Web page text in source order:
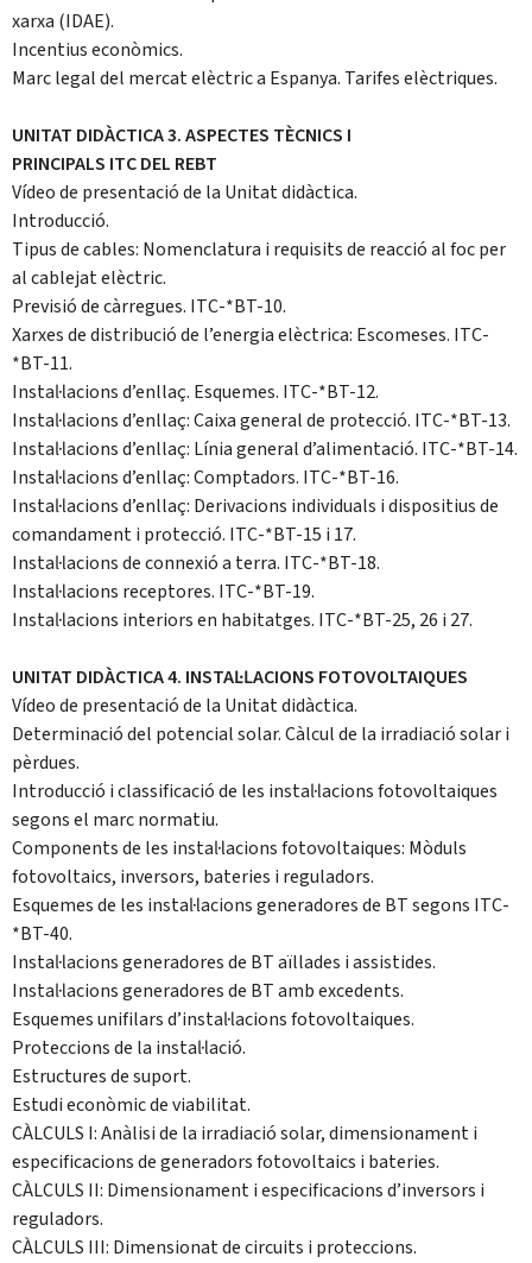
xarxa (IDAE).
Incentius econòmics.
Marc legal del mercat elèctric a Espanya. Tarifes elèctriques.
UNITAT DIDÀCTICA 3. ASPECTES TÈCNICS I
PRINCIPALS ITC DEL REBT
Vídeo de presentació de la Unitat didàctica.
Introducció.
Tipus de cables: Nomenclatura i requisits de reacció al foc per
al cablejat elèctric.
Previsió de càrregues. ITC-*BT-10.
Xarxes de distribució de l’energia elèctrica: Escomeses. ITC-
*BT-11.
Instal·lacions d’enllaç. Esquemes. ITC-*BT-12.
Instal·lacions d’enllaç: Caixa general de protecció. ITC-*BT-13.
Instal·lacions d’enllaç: Línia general d’alimentació. ITC-*BT-14.
Instal·lacions d’enllaç: Comptadors. ITC-*BT-16.
Instal·lacions d’enllaç: Derivacions individuals i dispositius de
comandament i protecció. ITC-*BT-15 i 17.
Instal·lacions de connexió a terra. ITC-*BT-18.
Instal·lacions receptores. ITC-*BT-19.
Instal·lacions interiors en habitatges. ITC-*BT-25, 26 i 27.
UNITAT DIDÀCTICA 4. INSTAL·LACIONS FOTOVOLTAIQUES
Vídeo de presentació de la Unitat didàctica.
Determinació del potencial solar. Càlcul de la irradiació solar i
pèrdues.
Introducció i classificació de les instal·lacions fotovoltaiques
segons el marc normatiu.
Components de les instal·lacions fotovoltaiques: Mòduls
fotovoltaics, inversors, bateries i reguladors.
Esquemes de les instal·lacions generadores de BT segons ITC-
*BT-40.
Instal·lacions generadores de BT aïllades i assistides.
Instal·lacions generadores de BT amb excedents.
Esquemes unifilars d’instal·lacions fotovoltaiques.
Proteccions de la instal·lació.
Estructures de suport.
Estudi econòmic de viabilitat.
CÀLCULS I: Anàlisi de la irradiació solar, dimensionament i
especificacions de generadors fotovoltaics i bateries.
CÀLCULS II: Dimensionament i especificacions d’inversors i
reguladors.
CÀLCULS III: Dimensionat de circuits i proteccions.